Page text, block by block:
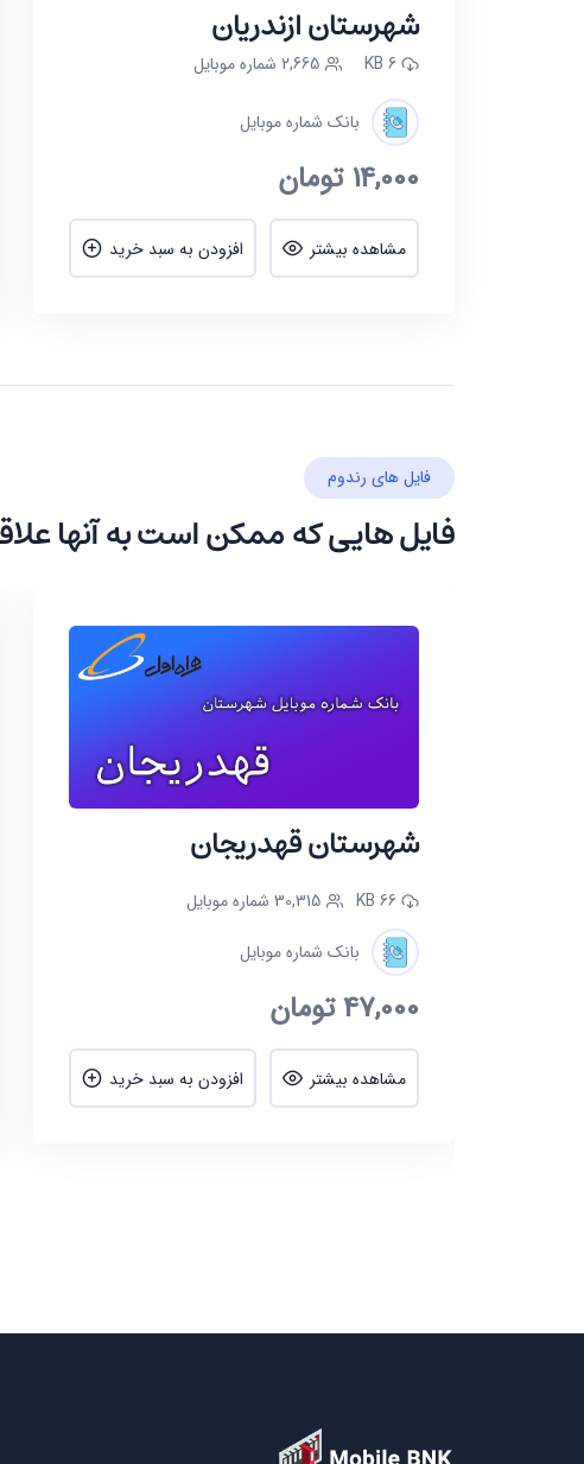
شهرستان ازندریان
6 KB 2,665 شماره موبایل
بانک شماره موبایل
14,000تومان
مشاهده بیشتر افزودن به سبد خرید
فایل های رندوم
فایل هایی که ممکن است به آنها
شهرستان قهدریجان
66 KB
30,315 شماره موبایل
بانک شماره موبایل
47,000تومان
مشاهده بیشتر افزودن به سبد خرید